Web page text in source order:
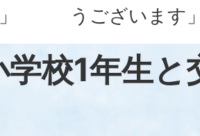
うございます
学校1年生